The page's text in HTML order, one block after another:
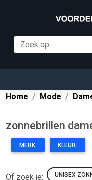
Home
Mode
zonnebrillen
MERK: KLEUR:
Of zoek je: UNISEX